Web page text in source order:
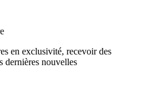
en exclusivité, recevoir des
dernières nouvelles